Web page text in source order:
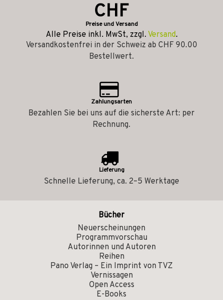
CHF
Preise und Versand
Alle Preise inkl. MwSt, zzgl. Versand.
Versandkostenfrei in der Schweiz ab CHF 90.00
Bestellwert.
Zahlungsarten
Bezahlen Sie bei uns auf die sicherste Art: per
Rechnung.
Lieferung
Schnelle Lieferung, ca. 2–5 Werktage
Bücher
Neuerscheinungen
Programmvorschau
Autorinnen und Autoren
Reihen
Pano Verlag – Ein Imprint von TVZ
Vernissagen
Open Access
E-Books